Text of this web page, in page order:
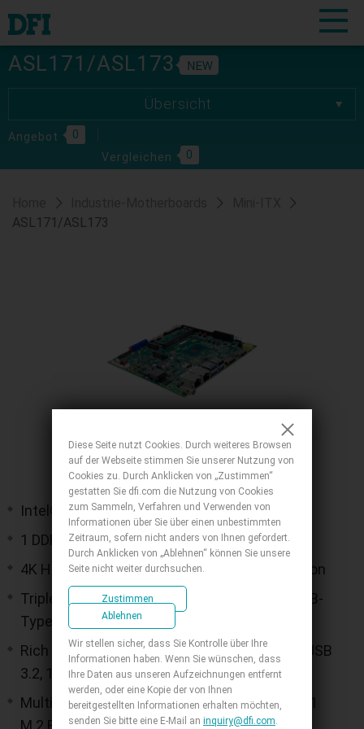
ASL171/ASL173
Übersicht
Übersicht
Download
Bestellinformationen
Angebot
0
Vergleichen
0
ASL171/ASL173
Intel® Atom® Amston Lake Processors
1 DDR5 4800MHz SO-DIMM up to 16GB
4K High Resolution: Supports 4K/ 2K resolution
Triple Display: DP++/VGA + HDMI/DP++ + USB-
Type C + *M2A-Display (optional)
Rich I/O Connectivity: 2 2.5GbE LAN, up to 4 USB
3.2, 1 USB Type C, 2 SATA3, 4 USB 2.0
Multiple Expansion: 1 M.2 A Key, 1 M.2 B Key, 1
M.2 E Key
Diese Seite nutzt Cookies. Durch weiteres Browsen
auf der Webseite stimmen Sie unserer Nutzung von
Cookies zu. Durch Anklicken von „Zustimmen“
gestatten Sie dfi.com die Nutzung von Cookies
zum Sammeln, Verfahren und Verwenden von
Informationen über Sie über einen unbestimmten
Zeitraum, sofern nicht anders von Ihnen gefordert.
Durch Anklicken von „Ablehnen“ können Sie unsere
Seite nicht weiter durchsuchen.
Zustimmen
Ablehnen
Wir stellen sicher, dass Sie Kontrolle über Ihre
Informationen haben. Wenn Sie wünschen, dass
Ihre Daten aus unseren Aufzeichnungen entfernt
werden, oder eine Kopie der von Ihnen
bereitgestellten Informationen erhalten möchten,
senden Sie bitte eine E-Mail an inquiry@dfi.com.